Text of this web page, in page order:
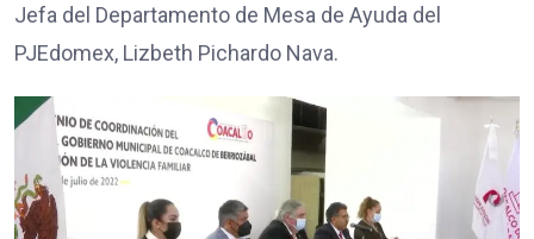
Jefa del Departamento de Mesa de Ayuda del
PJEdomex, Lizbeth Pichardo Nava.